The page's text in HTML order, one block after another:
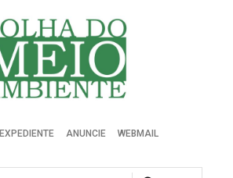
Folha do Meio Ambiente
EXPEDIENTE ANUNCIE WEBMAIL